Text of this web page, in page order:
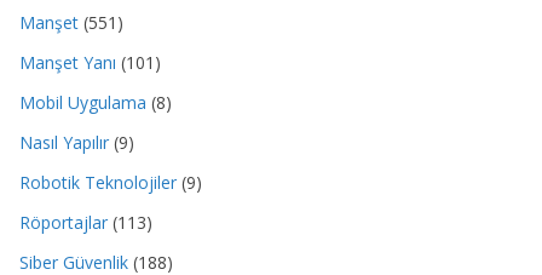
Manşet (551)
Manşet Yanı (101)
Mobil Uygulama (8)
Nasıl Yapılır (9)
Robotik Teknolojiler (9)
Röportajlar (113)
Siber Güvenlik (188)